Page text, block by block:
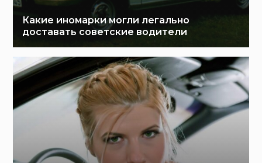
Какие иномарки могли легально
доставать советские водители